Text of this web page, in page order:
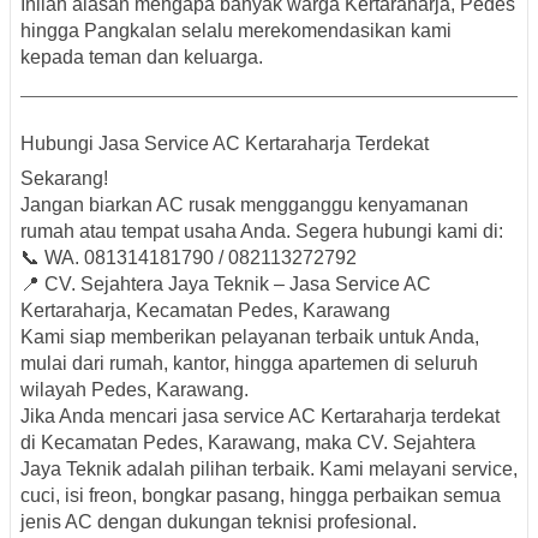
hingga Pangkalan selalu merekomendasikan kami
kepada teman dan keluarga.
Hubungi Jasa Service AC Kertaraharja Terdekat
Sekarang!
Jangan biarkan AC rusak mengganggu kenyamanan
rumah atau tempat usaha Anda. Segera hubungi kami di:
📞 WA. 081314181790 / 082113272792
📍 CV. Sejahtera Jaya Teknik – Jasa Service AC
Kertaraharja, Kecamatan Pedes, Karawang
Kami siap memberikan pelayanan terbaik untuk Anda,
mulai dari rumah, kantor, hingga apartemen di seluruh
wilayah Pedes, Karawang.
Jika Anda mencari jasa service AC Kertaraharja terdekat
di Kecamatan Pedes, Karawang, maka CV. Sejahtera
Jaya Teknik adalah pilihan terbaik. Kami melayani service,
cuci, isi freon, bongkar pasang, hingga perbaikan semua
jenis AC dengan dukungan teknisi profesional.